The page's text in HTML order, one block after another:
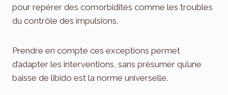
pour repérer des comorbidités comme les troubles
du contrôle des impulsions.
Prendre en compte ces exceptions permet
d’adapter les interventions, sans présumer qu’une
baisse de libido est la norme universelle.